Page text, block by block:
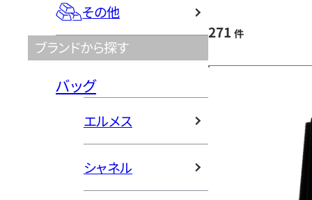
その他
ブランドから探す
バッグ
エルメス
シャネル
271 件